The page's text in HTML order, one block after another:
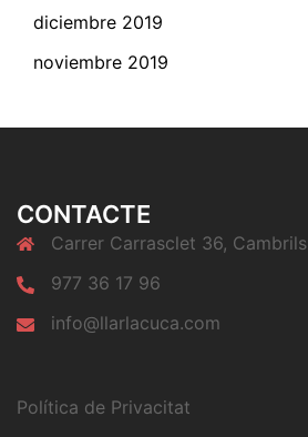
diciembre 2019
noviembre 2019
CONTACTE
Carrer Carrasclet 36, Cambrils
977 36 17 96
info@llarlacuca.com
Política de Privacitat